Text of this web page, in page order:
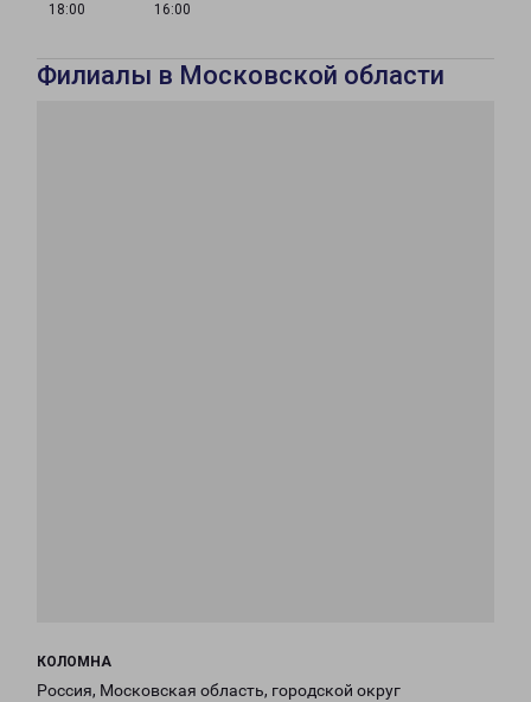
18:00
16:00
Филиалы в Московской области
КОЛОМНА
Россия, Московская область, городской округ